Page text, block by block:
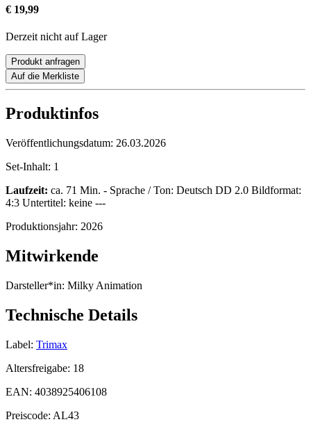
€ 19,99
Derzeit nicht auf Lager
Produkt anfragen
Auf die Merkliste
Produktinfos
Veröffentlichungsdatum: 26.03.2026
Set-Inhalt: 1
Laufzeit: ca. 71 Min. - Sprache / Ton: Deutsch DD 2.0 Bildformat:
4:3 Untertitel: keine ---
Produktionsjahr: 2026
Mitwirkende
Darsteller*in: Milky Animation
Technische Details
Label: Trimax
Altersfreigabe: 18
EAN: 4038925406108
Preiscode: AL43